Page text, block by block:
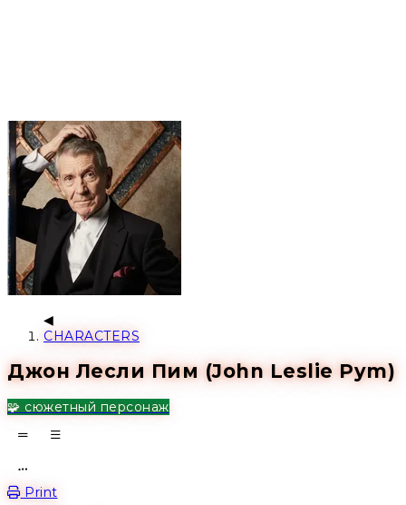
CHARACTERS
Джон Лесли Пим (John Leslie Pym)
🧩 сюжетный персонаж
Print